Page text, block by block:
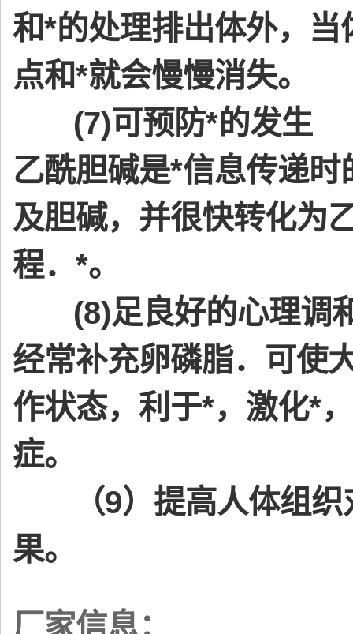
和*的处理排出体外，
点和*就会慢慢消失。
(7)可预防*的发生
乙酰胆碱是*信息传递
及胆碱，并很快转化为
程．*。
(8)足良好的心理调
经常补充卵磷脂．可使
作状态，利于*，激化*
症。
（9）提高人体组织
果。
厂家信息：